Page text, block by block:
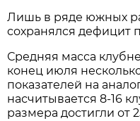
Лишь в ряде южных
сохранялся дефицит
Средняя масса
конец июля
показателей на
насчитывается 8-16
размера достигли от